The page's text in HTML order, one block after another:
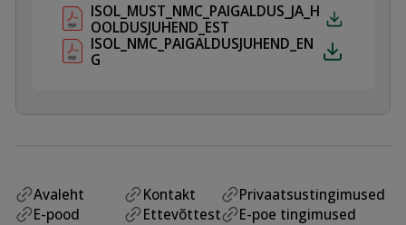
ISOL_MUST_NMC_PAIGALDUS_JA_H
OOLDUSJUHEND_EST
ISOL_NMC_PAIGALDUSJUHEND_EN
G
Avaleht
E-pood
Kontakt
Ettevõttest
Privaatsustingimused
E-poe tingimused